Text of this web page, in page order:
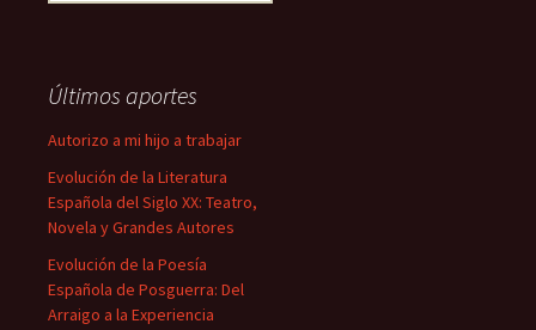
Últimos aportes
Autorizo a mi hijo a trabajar
Evolución de la Literatura
Española del Siglo XX: Teatro,
Novela y Grandes Autores
Evolución de la Poesía
Española de Posguerra: Del
Arraigo a la Experiencia